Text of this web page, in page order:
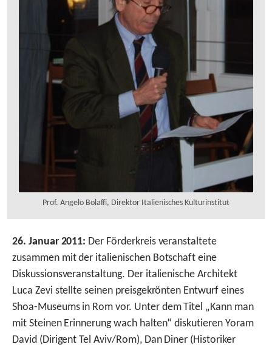
Prof. Angelo Bolaffi, Direktor Italienisches Kulturinstitut
26. Januar 2011: Der Förderkreis veranstaltete
zusammen mit der italienischen Botschaft eine
Diskussionsveranstaltung. Der italienische Architekt
Luca Zevi stellte seinen preisgekrönten Entwurf eines
Shoa-Museums in Rom vor. Unter dem Titel „Kann man
mit Steinen Erinnerung wach halten“ diskutieren Yoram
David (Dirigent Tel Aviv/Rom), Dan Diner (Historiker